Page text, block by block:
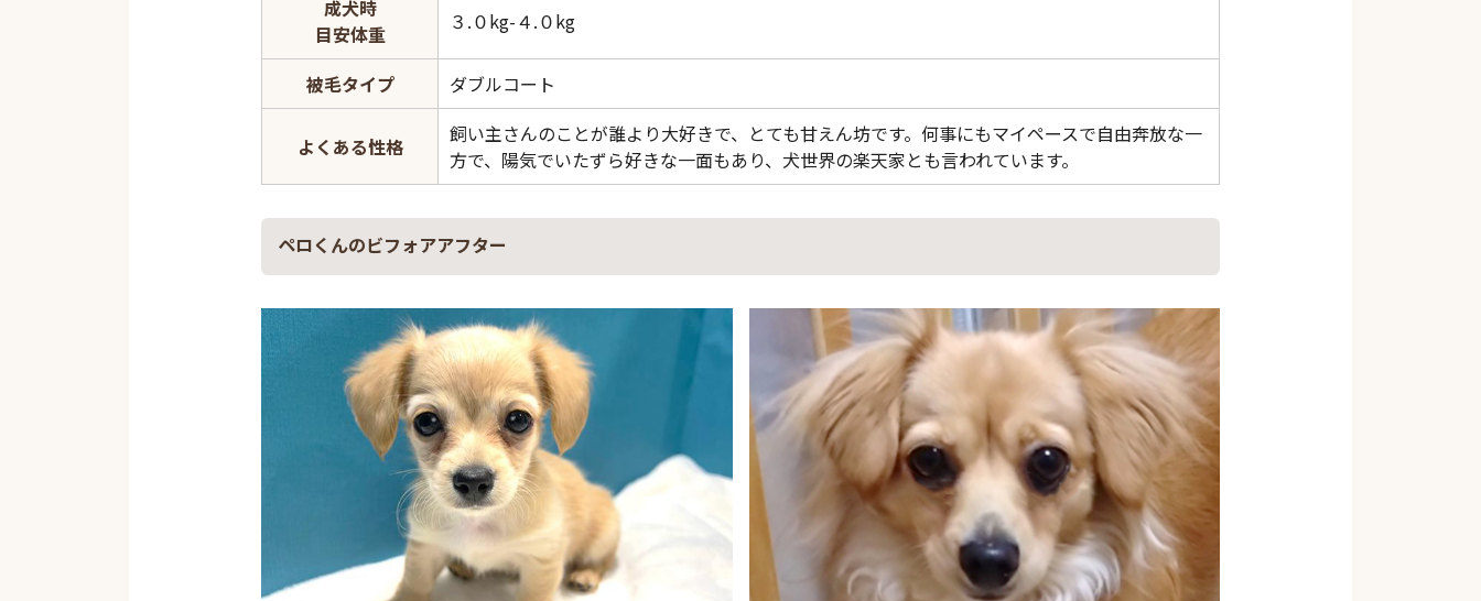
成犬時
目安体重
３.０kg-４.０kg
被毛タイプ ダブルコート
よくある性格
飼い主さんのことが誰より大好きで、とても甘えん坊です。何事にもマイペースで自由奔放な一
方で、陽気でいたずら好きな一面もあり、犬世界の楽天家とも言われています。
ペロくんのビフォアアフター